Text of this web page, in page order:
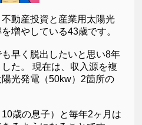
動産投資と産業用太陽光
増やしている43歳です。
早く脱出したいと思い8年
た。 現在は、収入源を複
光発電（50kw）2箇所の
歳の息子）と毎年2ヶ月は